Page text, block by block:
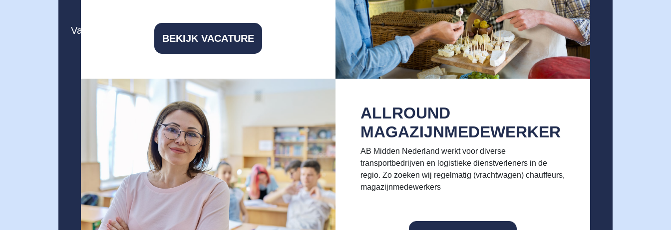
Vacatures Voor bedrijven
BEKIJK VACATURE
ALLROUND
MAGAZIJNMEDEWERKER
AB Midden Nederland werkt voor diverse
transportbedrijven en logistieke dienstverleners in de
regio. Zo zoeken wij regelmatig (vrachtwagen) chauffeurs,
magazijnmedewerkers